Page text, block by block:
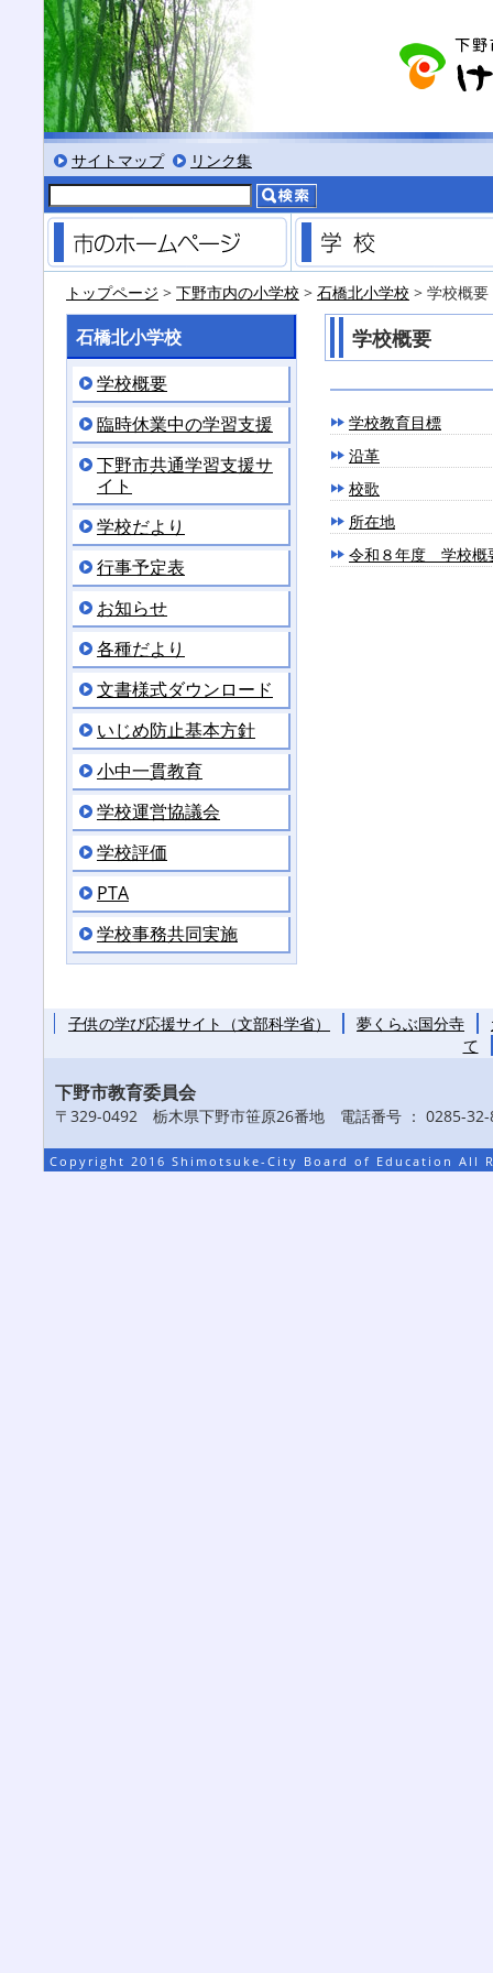
サイトマップ リンク集
イズにする
字を小さくする標準色表示にする
黒背景表示にする
低コントラスト表示にする
市のホームページ
トップページ > 下野市内の小学校 > 石橋北小学校 > 学校概要
石橋北小学校
学校概要
臨時休業中の学習支援
下野市共通学習支援サ
イト
学校だより
行事予定表
お知らせ
各種だより
文書様式ダウンロード
いじめ防止基本方針
小中一貫教育
学校運営協議会
学校評価
PTA
学校事務共同実施
学校概要
学校教育目標
沿革
校歌
所在地
令和８年度 学校概
子供の学び応援サイト（文部科学省） 夢くらぶ国分寺
て
下野市教育委員会
〒329-0492 栃木県下野市笹原26番地 電話番号 ： 0285-32-
Copyright 2016 Shimotsuke-City Board of Education All